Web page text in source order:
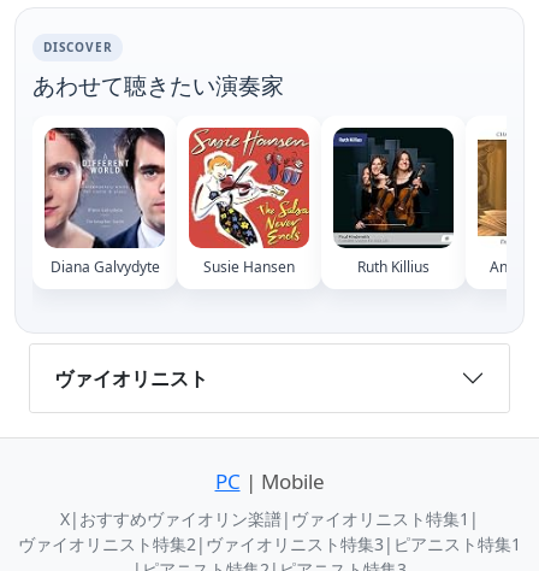
DISCOVER
あわせて聴きたい演奏家
Diana Galvydyte Susie Hansen Ruth Killius Anna
ヴァイオリニスト
PC | Mobile
X| おすすめヴァイオリン楽譜| ヴァイオリニスト特集1 |
ヴァイオリニスト特集2 | ヴァイオリニスト特集3 | ピアニスト特集1